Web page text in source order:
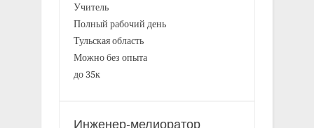
Учитель
Полный рабочий день
Тульская область
Можно без опыта
до 35к
Инженер-мелиоратор